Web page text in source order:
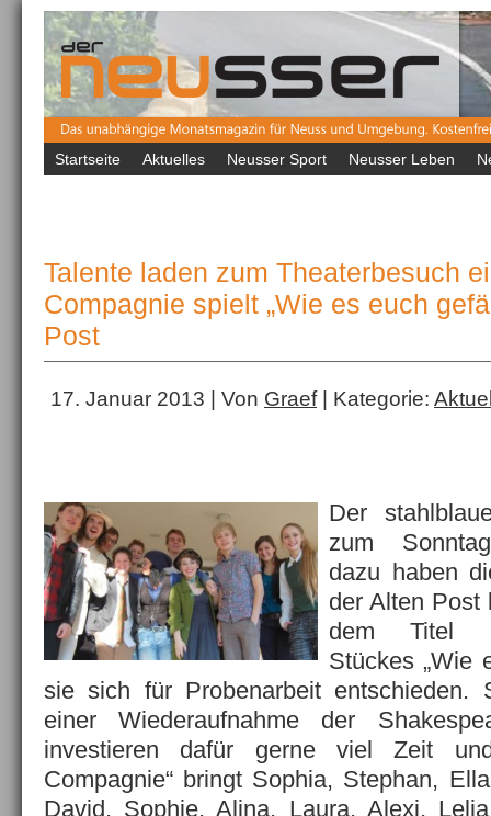
Startseite Aktuelles Neusser Sport Neusser Leben
Talente laden zum Theaterbesuch
Compagnie spielt „Wie es euch
Post
17. Januar 2013 | Von Graef| Kategorie:
Der
zum
dazu haben
der Alten Post
dem Titel
Stückes „Wie
sie sich für Probenarbeit entschieden.
einer Wiederaufnahme der
investieren dafür gerne viel Zeit
Compagnie“ bringt Sophia, Stephan,
David, Sophie, Alina, Laura, Alexi,